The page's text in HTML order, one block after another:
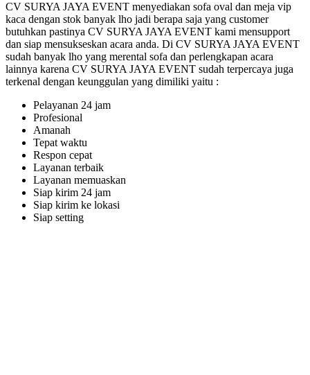
CV SURYA JAYA EVENT menyediakan sofa oval dan meja vip
kaca dengan stok banyak lho jadi berapa saja yang customer
butuhkan pastinya CV SURYA JAYA EVENT kami mensupport
dan siap mensukseskan acara anda. Di CV SURYA JAYA EVENT
sudah banyak lho yang merental sofa dan perlengkapan acara
lainnya karena CV SURYA JAYA EVENT sudah terpercaya juga
terkenal dengan keunggulan yang dimiliki yaitu :
Pelayanan 24 jam
Profesional
Amanah
Tepat waktu
Respon cepat
Layanan terbaik
Layanan memuaskan
Siap kirim 24 jam
Siap kirim ke lokasi
Siap setting